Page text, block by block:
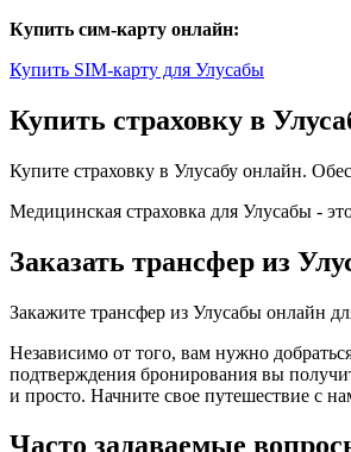
Купить сим-карту онлайн:
Купить SIM-карту для Улусабы
Купить страховку в
Купите страховку в Улусабу онлайн.
Медицинская страховка для Улусабы -
Заказать трансфер из
Закажите трансфер из Улусабы онлайн
Независимо от того, вам нужно
подтверждения бронирования вы
и просто. Начните свое путешествие с
Часто задаваемые